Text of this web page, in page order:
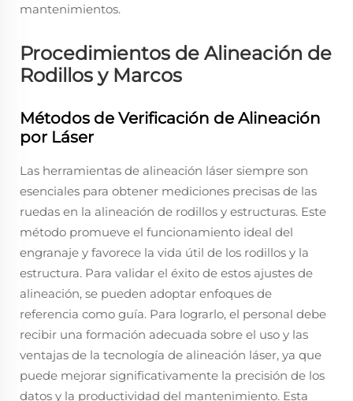
mantenimientos.
Procedimientos de Alineación de
Rodillos y Marcos
Métodos de Verificación de Alineación
por Láser
Las herramientas de alineación láser siempre son
esenciales para obtener mediciones precisas de las
ruedas en la alineación de rodillos y estructuras. Este
método promueve el funcionamiento ideal del
engranaje y favorece la vida útil de los rodillos y la
estructura. Para validar el éxito de estos ajustes de
alineación, se pueden adoptar enfoques de
referencia como guía. Para lograrlo, el personal debe
recibir una formación adecuada sobre el uso y las
ventajas de la tecnología de alineación láser, ya que
puede mejorar significativamente la precisión de los
datos y la productividad del mantenimiento. Esta